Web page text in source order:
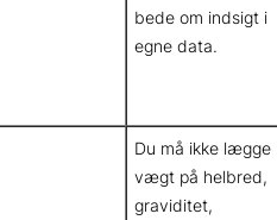
bede om indsigt i
egne data.
Du må ikke lægge
vægt på helbred,
graviditet,